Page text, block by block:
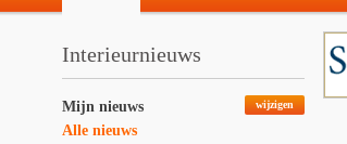
Interieurnieuws
wijzigen
Mijn nieuws
Alle nieuws